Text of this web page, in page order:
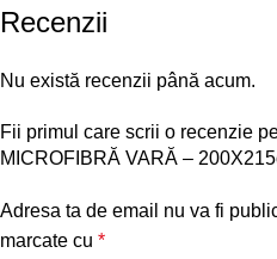
Recenzii
Nu există recenzii până acum.
Fii primul care scrii o recenzie
MICROFIBRĂ VARĂ –
Adresa ta de email nu va fi
marcate cu *